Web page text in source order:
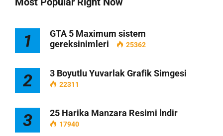
1
GTA 5 Maximum sistem
gereksinimleri
25362
2 3 Boyutlu Yuvarlak Grafik Simgesi
22311
3 25 Harika Manzara Resimi İndir
17940